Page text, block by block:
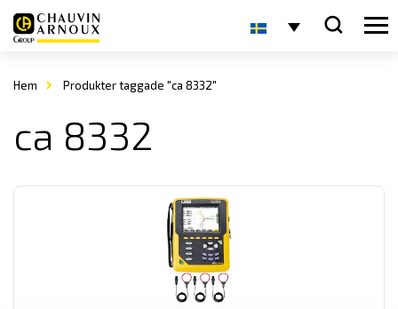
Hem Produkter taggade "ca 8332"
ca 8332